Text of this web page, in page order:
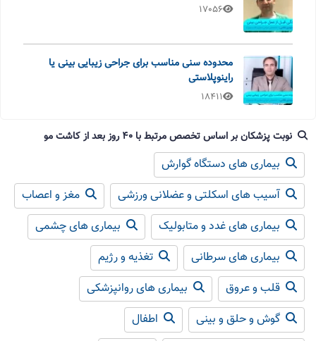
17056
محدوده سنی مناسب برای جراحی زیبایی بینی یا
راینوپلاستی
18411
نوبت پزشکان بر اساس تخصص مرتبط با 40 روز بعد از کاشت مو
بیماری های دستگاه گوارش
آسیب های اسکلتی و عضلانی ورزشی
مغز و اعصاب
بیماری های غدد و متابولیک
بیماری های چشمی
بیماری های سرطانی
تغذیه و رژیم
قلب و عروق
بیماری های روانپزشکی
گوش و حلق و بینی
اطفال